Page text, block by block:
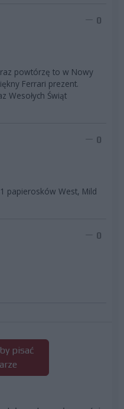
0
powtórzę to w Nowy
Ferrari prezent.
Wesołych Świąt
0
papierosków West, Mild
0
pisać